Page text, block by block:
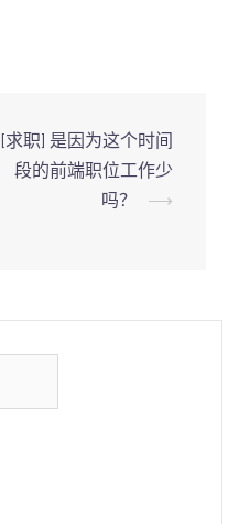
[求职] 是因为这个时间
段的前端职位工作少
吗？
⟶